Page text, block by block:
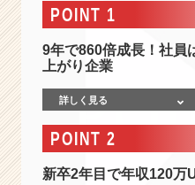
備
中
×
POINT 1
9年で860倍成長！社
上がり企業
詳しく見る
POINT 2
新卒2年目で年収120万